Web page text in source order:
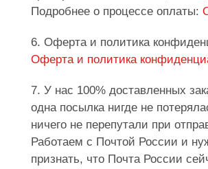
Подробнее о процессе оплаты:
6. Оферта и политика
Оферта и политика
7. У нас 100% доставленных
одна посылка нигде не
ничего не перепутали при
Работаем с Почтой России и
признать, что Почта России